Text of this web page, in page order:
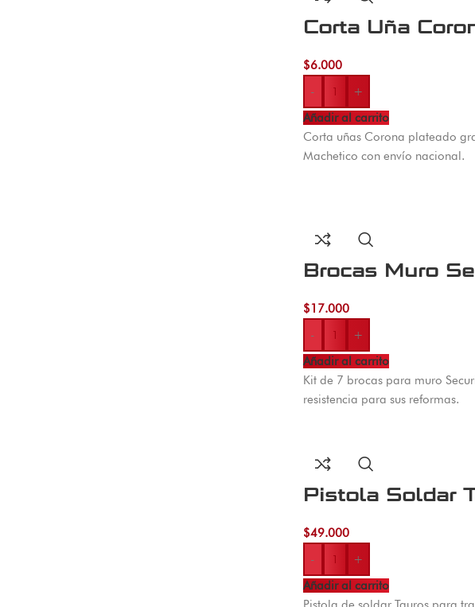
Corta Uña
$6.000
-
+
Añadir al carrito
Corta uñas Corona plateado
Machetico con envío nacional.
Brocas Muro
$17.000
-
+
Añadir al carrito
Kit de 7 brocas para muro
resistencia para sus reformas.
Pistola Soldar
$49.000
-
+
Añadir al carrito